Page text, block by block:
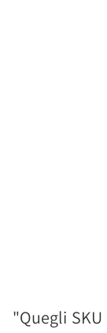
"Quegli